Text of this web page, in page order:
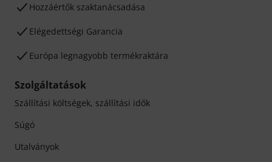
Hozzáértők szaktanácsadása
Elégedettségi Garancia
Európa legnagyobb termékraktára
Szolgáltatások
Szállítási költségek, szállítási idők
Súgó
Utalványok